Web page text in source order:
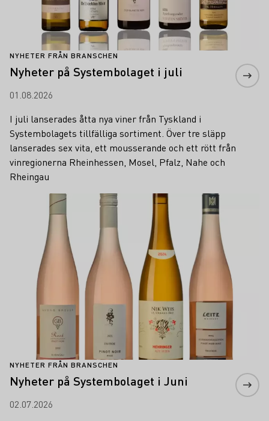
NYHETER FRÅN BRANSCHEN
Nyheter på Systembolaget i juli
01.08.2026
I juli lanserades åtta nya viner från Tyskland i
Systembolagets tillfälliga sortiment. Över tre släpp
lanserades sex vita, ett mousserande och ett rött från
vinregionerna Rheinhessen, Mosel, Pfalz, Nahe och
Rheingau
NYHETER FRÅN BRANSCHEN
Nyheter på Systembolaget i Juni
02.07.2026
Läs mer om detta